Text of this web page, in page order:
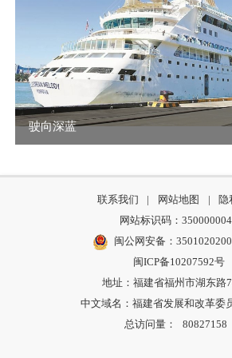
驶向深蓝
联系我们 | 网站地图 |
隐
网站标识码：
闽公网安备：
闽ICP备10207592号
地址：福建省福州市湖东路
中文域名：福建省发展和改革委
总访问量：
80827158